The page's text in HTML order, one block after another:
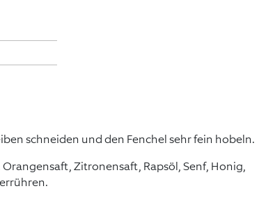
schneiden und den Fenchel sehr fein hobeln.
Zitronensaft, Rapsöl, Senf, Honig,